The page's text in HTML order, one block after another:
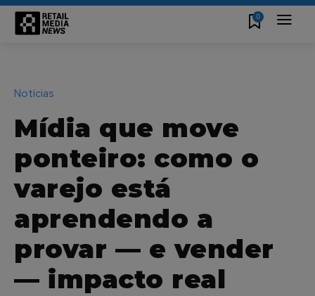
0
Notícias
Mídia que move
ponteiro: como o
varejo está
aprendendo a
provar — e vender
— impacto real